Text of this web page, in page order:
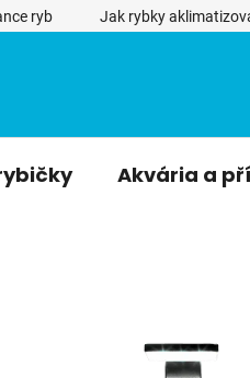
ryb Jak rybky
Akvária a